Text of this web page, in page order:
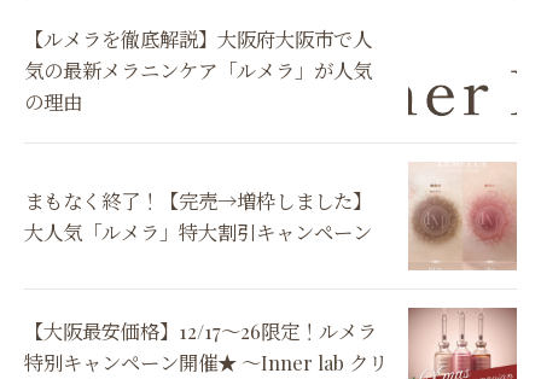
【ルメラを徹底解説】大阪府大阪市で人
気の最新メラニンケア「ルメラ」が人気
の理由
まもなく終了！【完売→増枠しました】
大人気「ルメラ」特大割引キャンペーン
【大阪最安価格】12/17～26限定！ルメラ
特別キャンペーン開催★ 〜Inner lab クリ